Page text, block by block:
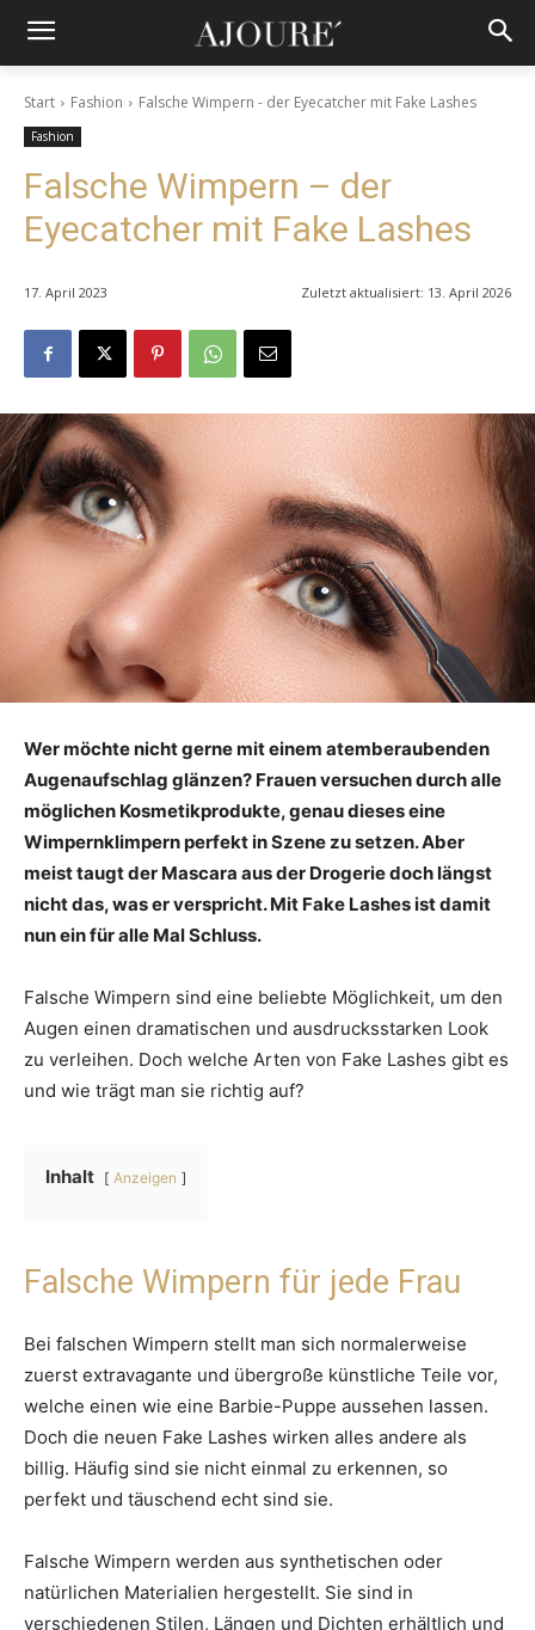
Start Fashion Falsche Wimpern - der Eyecatcher mit Fake Lashes
Fashion
Falsche Wimpern – der
Eyecatcher mit Fake Lashes
17. April 2023 Zuletzt aktualisiert: 13. April 2026
Wer möchte nicht gerne mit einem atemberaubenden
Augenaufschlag glänzen? Frauen versuchen durch alle
möglichen Kosmetikprodukte, genau dieses eine
Wimpernklimpern perfekt in Szene zu setzen. Aber
meist taugt der Mascara aus der Drogerie doch längst
nicht das, was er verspricht. Mit Fake Lashes ist damit
nun ein für alle Mal Schluss.
Falsche Wimpern sind eine beliebte Möglichkeit, um den
Augen einen dramatischen und ausdrucksstarken Look
zu verleihen. Doch welche Arten von Fake Lashes gibt es
und wie trägt man sie richtig auf?
Inhalt Anzeigen
Falsche Wimpern für jede Frau
Bei falschen Wimpern stellt man sich normalerweise
zuerst extravagante und übergroße künstliche Teile vor,
welche einen wie eine Barbie-Puppe aussehen lassen.
Doch die neuen Fake Lashes wirken alles andere als
billig. Häufig sind sie nicht einmal zu erkennen, so
perfekt und täuschend echt sind sie.
Falsche Wimpern werden aus synthetischen oder
natürlichen Materialien hergestellt. Sie sind in
verschiedenen Stilen, Längen und Dichten erhältlich und